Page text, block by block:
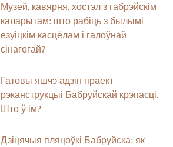
Музей, кавярня, хостэл з габрэйскім
каларытам: што рабіць з былымі
езуіцкім касцёлам і галоўнай
сінагогай?
Гатовы яшчэ адзін праект
рэканструкцыі Бабруйскай крэпасці.
Што ў ім?
Дзіцячыя пляцоўкі Бабруйска: як